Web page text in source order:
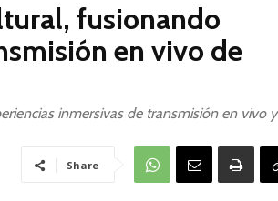
fusionando
en vivo de
inmersivas de transmisión en vivo y
Share